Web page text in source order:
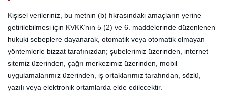
Kişisel verileriniz, bu metnin (b) fıkrasındaki amaçların yerine
getirilebilmesi için KVKK’nın 5 (2) ve 6. maddelerinde düzenlenen
hukuki sebeplere dayanarak, otomatik veya otomatik olmayan
yöntemlerle bizzat tarafınızdan; şubelerimiz üzerinden, internet
sitemiz üzerinden, çağrı merkezimiz üzerinden, mobil
uygulamalarımız üzerinden, iş ortaklarımız tarafından, sözlü,
yazılı veya elektronik ortamlarda elde edilecektir.